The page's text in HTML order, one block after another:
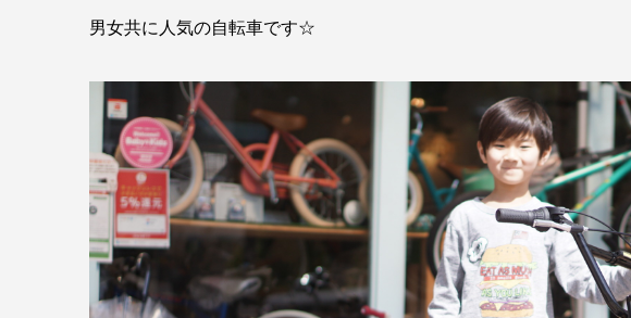
男女共に人気の自転車です☆